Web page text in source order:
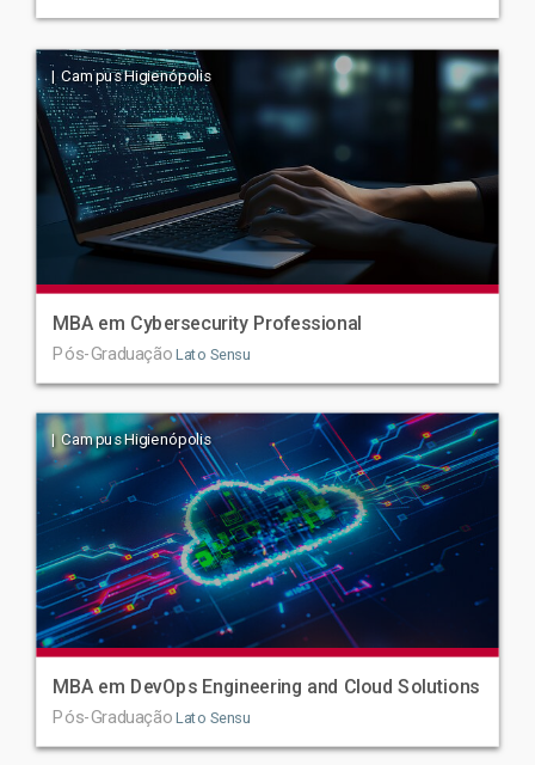
| Campus Higienópolis
MBA em Cybersecurity Professional
Pós-Graduação Lato Sensu
| Campus Higienópolis
MBA em DevOps Engineering and Cloud Solutions
Pós-Graduação Lato Sensu